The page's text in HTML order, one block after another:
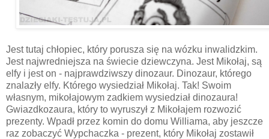
Jest tutaj chłopiec, który porusza się na wózku inwalidzkim.
Jest najwredniejsza na świecie dziewczyna. Jest Mikołaj, są
elfy i jest on - najprawdziwszy dinozaur. Dinozaur, którego
znalazły elfy. Którego wysiedział Mikołaj. Tak! Swoim
własnym, mikołajowym zadkiem wysiedział dinozaura!
Gwiazdkozaura, który to wyruszył z Mikołajem rozwozić
prezenty. Wpadł przez komin do domu Williama, aby jeszcze
raz zobaczyć Wypchaczka - prezent, który Mikołaj zostawił